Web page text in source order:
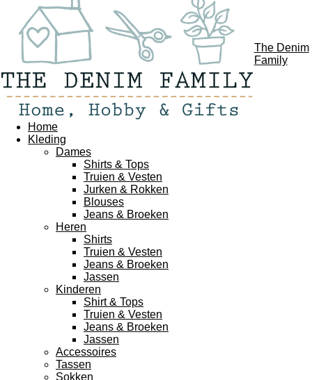
The Denim
Family
Home
Kleding
Dames
Shirts & Tops
Truien & Vesten
Jurken & Rokken
Blouses
Jeans & Broeken
Heren
Shirts
Truien & Vesten
Jeans & Broeken
Jassen
Kinderen
Shirt & Tops
Truien & Vesten
Jeans & Broeken
Jassen
Accessoires
Tassen
Sokken